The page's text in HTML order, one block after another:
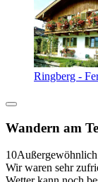
Ringberg -
Wandern am
10Außergewöhnlich
Wir waren sehr